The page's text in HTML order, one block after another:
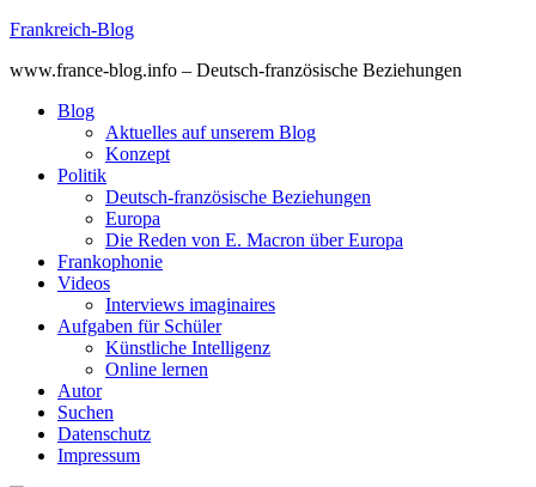
Skip
content
Frankreich-Blog
www.france-blog.info – Deutsch-französische Beziehungen
Blog
Aktuelles auf unserem Blog
Konzept
Politik
Deutsch-französische Beziehungen
Europa
Die Reden von E. Macron über Europa
Frankophonie
Videos
Interviews imaginaires
Aufgaben für Schüler
Künstliche Intelligenz
Online lernen
Autor
Suchen
Datenschutz
Impressum